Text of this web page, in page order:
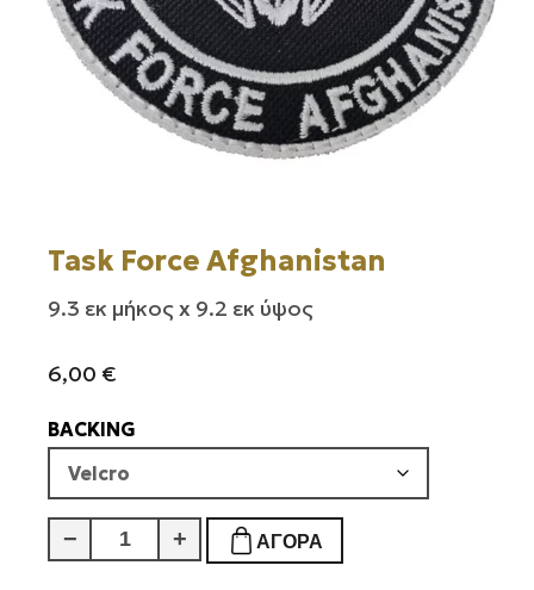
Task Force Afghanistan
9.3 εκ μήκος x 9.2 εκ ύψος
6,00 €
BACKING
−
Task
Force
+ ΑΓΟΡΆ